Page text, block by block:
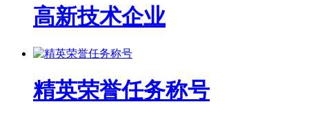
高新技术企业
精英荣誉任务称号